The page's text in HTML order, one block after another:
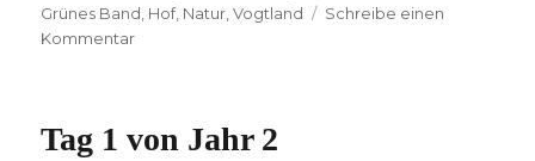
am
Grünes Band Hof, Natur ,Vogtland
Schreibe einen
Kommentarzu
immer
Tag 1 von Jahr 2